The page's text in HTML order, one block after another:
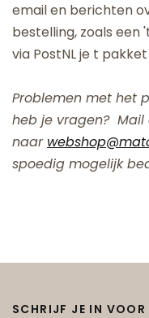
email en berichten
bestelling, zoals
via PostNL je t
Problemen met het
heb je vragen? Mail
naar
spoedig mogelijk
SCHRIJF JE IN VOOR